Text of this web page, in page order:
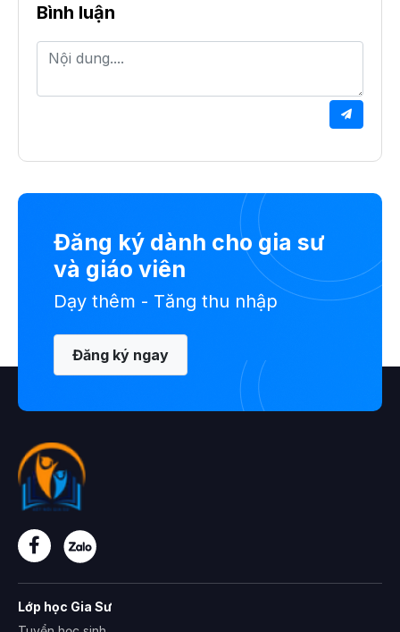
Bình luận
Đăng ký dành cho gia sư
và giáo viên
Dạy thêm - Tăng thu nhập
Đăng ký ngay
Lớp học Gia Sư